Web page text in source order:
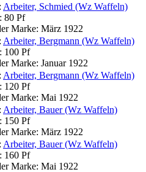
Arbeiter, Schmied (Wz Waffeln)
80 Pf
Marke: März 1922
Arbeiter, Bergmann (Wz Waffeln)
100 Pf
Marke: Januar 1922
Arbeiter, Bergmann (Wz Waffeln)
120 Pf
Marke: Mai 1922
Arbeiter, Bauer (Wz Waffeln)
150 Pf
Marke: März 1922
Arbeiter, Bauer (Wz Waffeln)
160 Pf
Marke: Mai 1922